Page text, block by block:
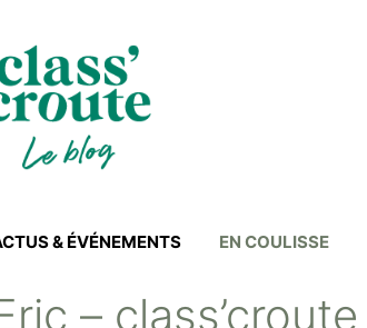
& ÉVÉNEMENTS EN COULISSE
–